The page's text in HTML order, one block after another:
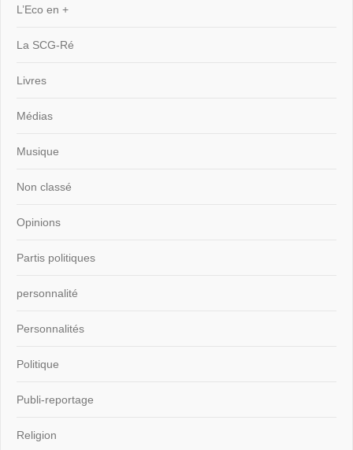
L’Eco en +
La SCG-Ré
Livres
Médias
Musique
Non classé
Opinions
Partis politiques
personnalité
Personnalités
Politique
Publi-reportage
Religion